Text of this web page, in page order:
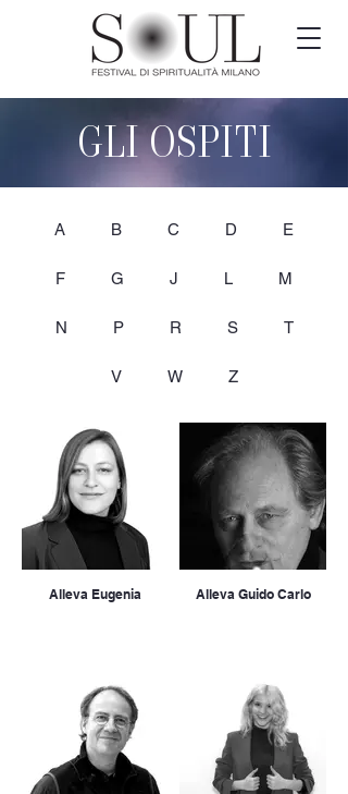
GLI OSPITI
A B C D E
F G J L M
N P R S T
V W Z
Alleva Eugenia Alleva Guido Carlo